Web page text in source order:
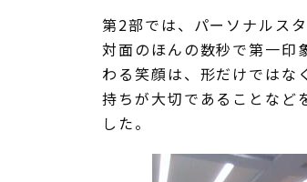
第2部では、パーソナルス
対面のほんの数秒で第一印
わる笑顔は、形だけではな
持ちが大切であることなど
した。